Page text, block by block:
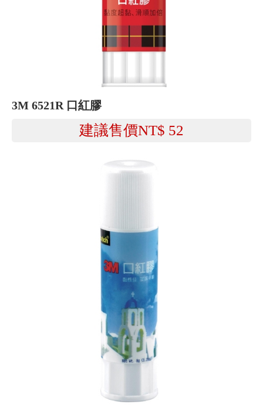
3M 6521R 口紅膠
建議售價NT$ 52